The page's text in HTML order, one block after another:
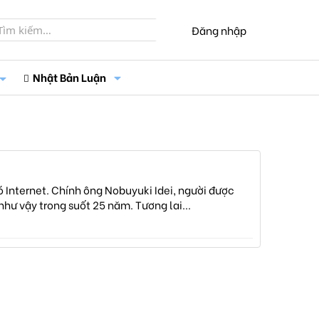
Đăng nhập
Nhật Bản Luận
Chính ông Nobuyuki Idei, người được
vậy trong suốt 25 năm. Tương lai...